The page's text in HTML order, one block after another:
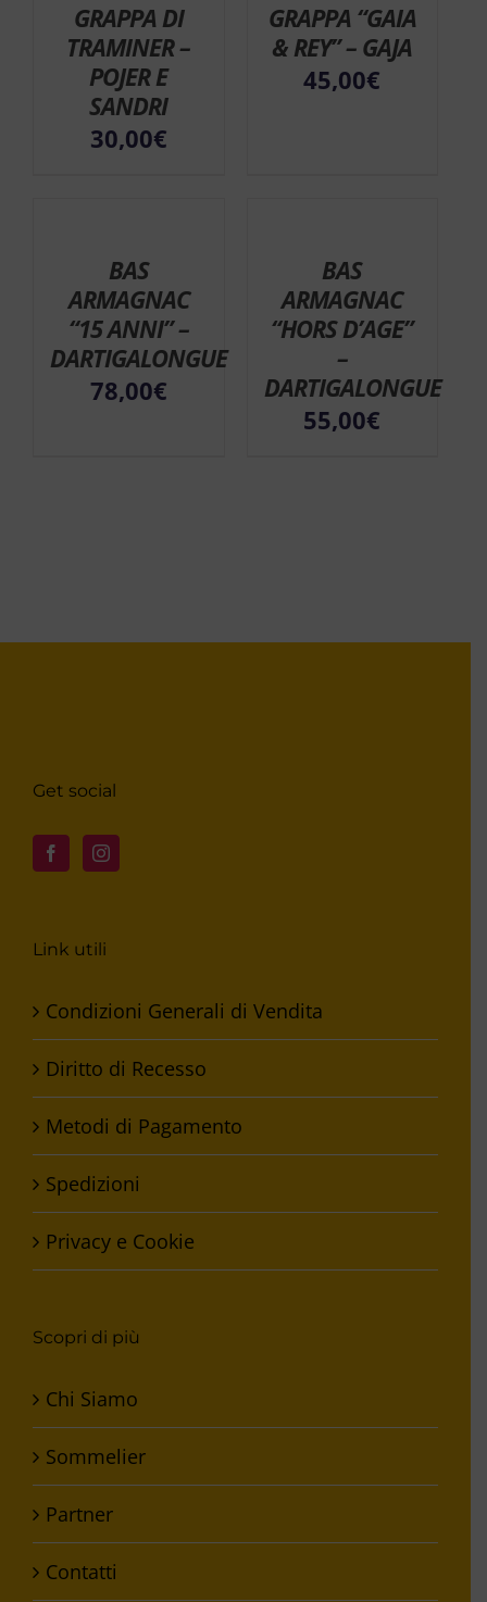
GRAPPA DI
TRAMINER –
POJER E
SANDRI
30,00€
GRAPPA “GAIA
& REY” – GAJA
45,00€
BAS
ARMAGNAC
“15 ANNI” –
DARTIGALONGUE
78,00€
BAS
ARMAGNAC
“HORS D’AGE”
–
DARTIGALONGUE
55,00€
Get social
Link utili
Condizioni Generali di Vendita
Diritto di Recesso
Metodi di Pagamento
Spedizioni
Privacy e Cookie
Scopri di più
Chi Siamo
Sommelier
Partner
Contatti